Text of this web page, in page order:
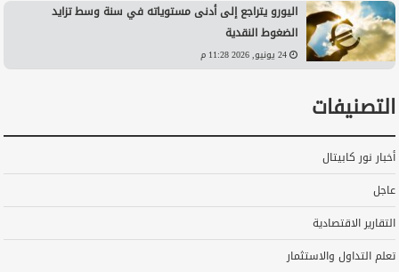
اليورو يتراجع إلى أدنى مستوياته في سنة وسط تزايد
الضغوط النقدية
24 يونيو, 2026 11:28 م
التصنيفات
أخبار نور كابيتال
عاجل
التقارير الاقتصادية
تعلم التداول والاستثمار